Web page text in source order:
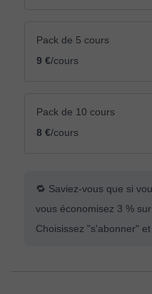
Pack de 5 cours
9 €/cours
Pack de 10 cours
8 €/cours
🔁 Saviez-vous que si
vous économisez 3 %
Choisissez "s'abonner"